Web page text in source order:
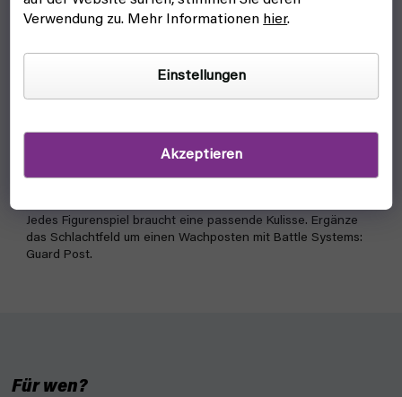
Verwendung zu. Mehr Informationen hier.
Einstellungen
Akzeptieren
Battle Systems: Guard Post
12,90 € In den Warenkorb
Jedes Figurenspiel braucht eine passende Kulisse. Ergänze
das Schlachtfeld um einen Wachposten mit Battle Systems:
Guard Post.
Für wen?